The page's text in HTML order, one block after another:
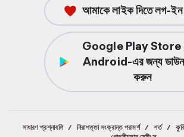
আমাকে লাইক দিতে লগ-
Google Play Store
Android-এর জন্য
করুন
সাধারণ প্রশ্নাবলি / নিরাপত্তা সংক্রান্ত পরামর্শ / শর্ত /